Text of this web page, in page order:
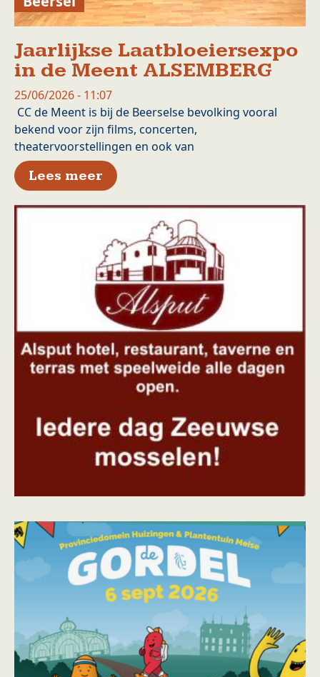
Jaarlijkse Laatbloeiersexpo
in de Meent ALSEMBERG
25/06/2026 - 11:07
CC de Meent is bij de Beerselse bevolking vooral
bekend voor zijn films, concerten,
theatervoorstellingen en ook van
Lees meer over Jaarlijkse